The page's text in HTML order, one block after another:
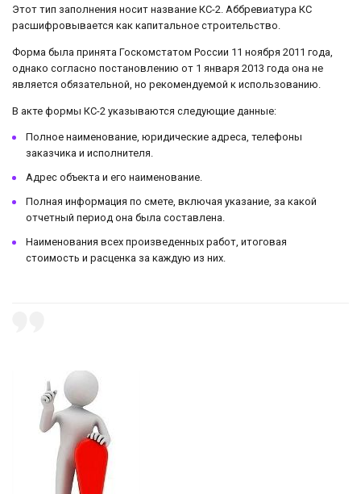
Этот тип заполнения носит название КС-2. Аббревиатура КС
расшифровывается как капитальное строительство.
Форма была принята Госкомстатом России 11 ноября 2011 года,
однако согласно постановлению от 1 января 2013 года она не
является обязательной, но рекомендуемой к использованию.
В акте формы КС-2 указываются следующие данные:
Полное наименование, юридические адреса, телефоны
заказчика и исполнителя.
Адрес объекта и его наименование.
Полная информация по смете, включая указание, за какой
отчетный период она была составлена.
Наименования всех произведенных работ, итоговая
стоимость и расценка за каждую из них.